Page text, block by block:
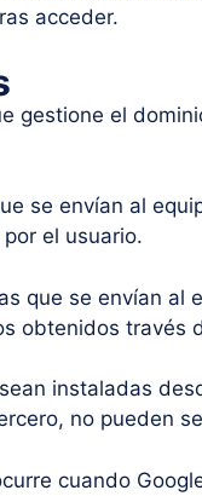
acceder.
gestione el
se envían al
el usuario.
que se envían al
obtenidos través
instaladas
no pueden
cuando